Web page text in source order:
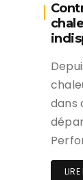
dans
LIRE